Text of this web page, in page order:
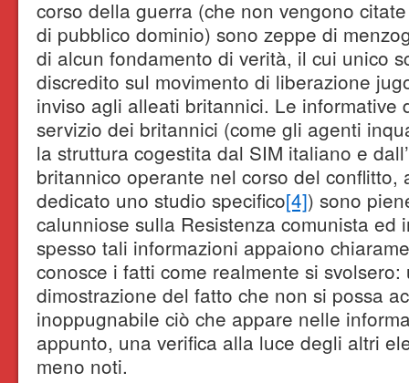
corso della guerra (che non vengono
di pubblico dominio) sono zeppe di
di alcun fondamento di verità, il cui unico
discredito sul movimento di liberazione
inviso agli alleati britannici. Le informative
servizio dei britannici (come gli agenti
la struttura cogestita dal SIM italiano e
britannico operante nel corso del conflitto,
dedicato uno studio specifico[4]) sono
calunniose sulla Resistenza comunista ed
spesso tali informazioni appaiono
conosce i fatti come realmente si svolsero:
dimostrazione del fatto che non si possa
inoppugnabile ciò che appare nelle
appunto, una verifica alla luce degli altri
meno noti.